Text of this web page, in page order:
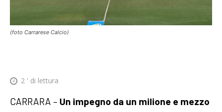
(foto Carrarese Calcio)
2 ' di lettura
CARRARA – Un impegno da un milione e mezzo